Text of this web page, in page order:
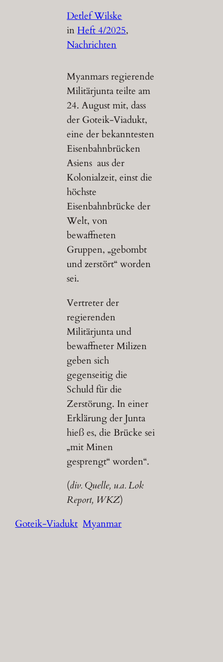
Detlef Wilske
inHeft 4/2025
Nachrichten
Myanmars regierende
Militärjunta teilte am
24. August mit, dass
der Goteik-Viadukt,
eine der bekanntesten
Eisenbahnbrücken
Asiens aus der
Kolonialzeit, einst die
höchste
Eisenbahnbrücke der
Welt, von
bewaffneten
Gruppen, „gebombt
und zerstört“ worden
sei.
Vertreter der
regierenden
Militärjunta und
bewaffneter Milizen
geben sich
gegenseitig die
Schuld für die
Zerstörung. In einer
Erklärung der Junta
hieß es, die Brücke sei
„mit Minen
gesprengt“ worden“.
(div. Quelle, u.a. Lok
Report, WKZ)
Goteik-Viadukt Myanmar